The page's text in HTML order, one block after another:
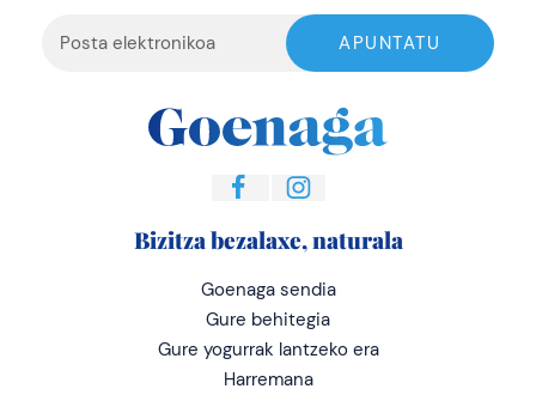
Bizitza bezalaxe, naturala
Goenaga sendia
Gure behitegia
Gure yogurrak lantzeko era
Harremana